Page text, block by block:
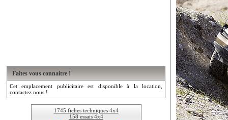
Faites vous connaitre !
Cet emplacement publicitaire est disponible à la location,
contactez nous !
1745 fiches techniques 4x4
158 essais 4x4